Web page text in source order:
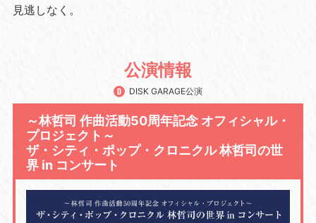
見逃しなく。
公演情報
DISK GARAGE公演
～林哲司 作曲活動50周年記念 オフィシャル・
プロジェクト～
ザ・シティ・ポップ・クロニクル 林哲司の世
界 in コンサート